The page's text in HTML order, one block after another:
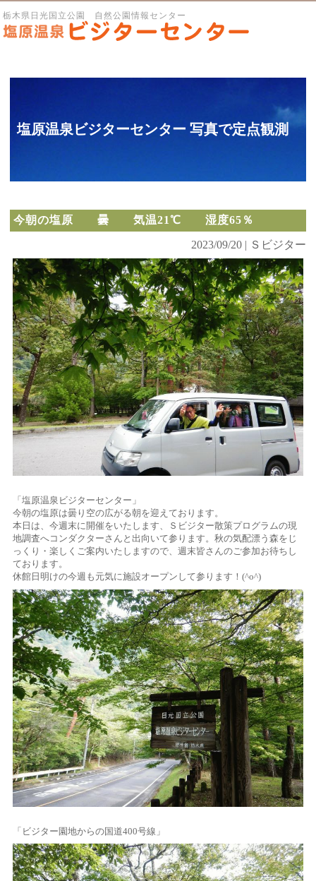
栃木県日光国立公園 自然公園情報センター
塩原温泉ビジターセンター 写真で定点観測
今朝の塩原 曇 気温21℃ 湿度65％
2023/09/20 | Ｓビジター
「塩原温泉ビジターセンター」
今朝の塩原は曇り空の広がる朝を迎えております。
本日は、今週末に開催をいたします、Ｓビジター散策プログラムの現
地調査へコンダクターさんと出向いて参ります。秋の気配漂う森をじ
っくり・楽しくご案内いたしますので、週末皆さんのご参加お待ちし
ております。
休館日明けの今週も元気に施設オープンして参ります！(^o^)
「ビジター園地からの国道400号線」